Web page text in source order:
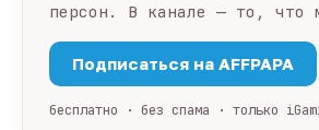
персон. В канале — то, что
Подписаться на AFFPAPA
бесплатно · без спама · только